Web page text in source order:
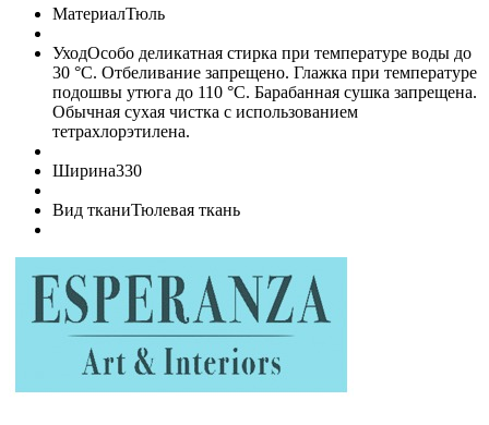
МатериалТюль
УходОсобо деликатная стирка при температуре воды до
30 °C. Отбеливание запрещено. Глажка при температуре
подошвы утюга до 110 °C. Барабанная сушка запрещена.
Обычная сухая чистка с использованием
тетрахлорэтилена.
Ширина330
Вид тканиТюлевая ткань